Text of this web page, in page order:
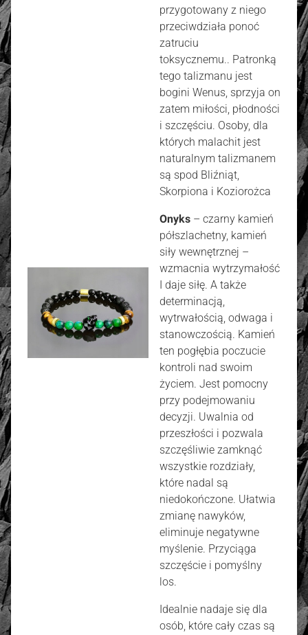
przygotowany z niego
przeciwdziała ponoć
zatruciu
toksycznemu.. Patronką
tego talizmanu jest
bogini Wenus, sprzyja on
zatem miłości, płodności
i szczęściu. Osoby, dla
których malachit jest
naturalnym talizmanem
są spod Bliźniąt,
Skorpiona i Koziorożca
Onyks – czarny kamień
półszlachetny, kamień
siły wewnętrznej –
wzmacnia wytrzymałość
I daje siłę. A także
determinacją,
wytrwałością, odwaga i
stanowczością. Kamień
ten pogłębia poczucie
kontroli nad swoim
życiem. Jest pomocny
przy podejmowaniu
decyzji. Uwalnia od
przeszłości i pozwala
szczęśliwie zamknąć
wszystkie rozdziały,
które nadal są
niedokończone. Ułatwia
zmianę nawyków,
eliminuje negatywne
myślenie. Przyciąga
szczęście i pomyślny
los.
Idealnie nadaje się dla
osób, które cały czas są